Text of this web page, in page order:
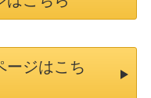
ージはこち